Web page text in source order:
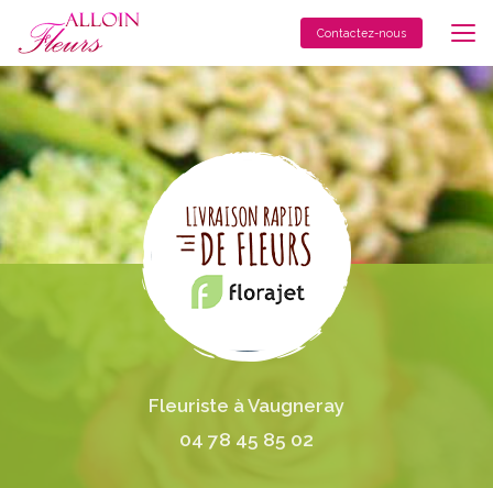
contenu
principal
Contactez-nous
Fleuriste à Vaugneray
04 78 45 85 02